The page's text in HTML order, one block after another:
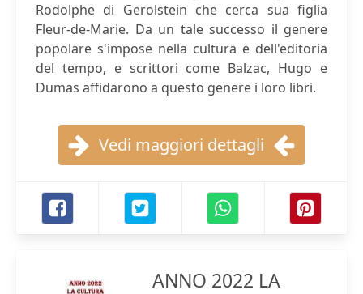
Rodolphe di Gerolstein che cerca sua figlia
Fleur-de-Marie. Da un tale successo il genere
popolare s'impose nella cultura e dell'editoria
del tempo, e scrittori come Balzac, Hugo e
Dumas affidarono a questo genere i loro libri.
Vedi maggiori dettagli
ANNO 2022 LA